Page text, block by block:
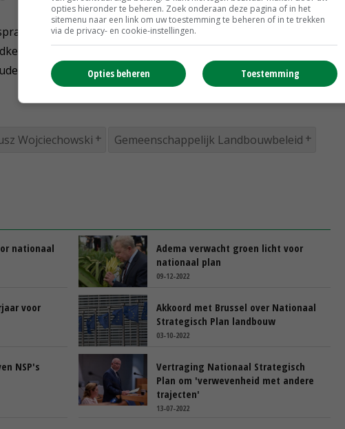
ook in beleefde bewoordingen hun verbazing uit over
van het Nederlandse NSP waarover Den Haag en
akkoord bereikte.
Wojciechowski Gemeenschappelijk Landbouwbeleid
nationaal
Adema verwacht groen licht voor
nationaal plan
09-12-2022
voor
Akkoord met Brussel over Nationaal
Strategisch Plan landbouw
03-10-2022
NSP's
Vertraging Nationaal Strategisch
Plan om 'verwevenheid met andere
trajecten'
13-07-2022
opties hieronder te beheren. Zoek onderaan deze pagina of in het
sitemenu naar een link om uw toestemming te beheren of in te trekken
via de privacy- en cookie-instellingen.
Toestemming
Opties beheren